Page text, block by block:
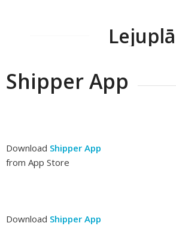
Shipper App
Download Shipper App
from App Store
Download Shipper App